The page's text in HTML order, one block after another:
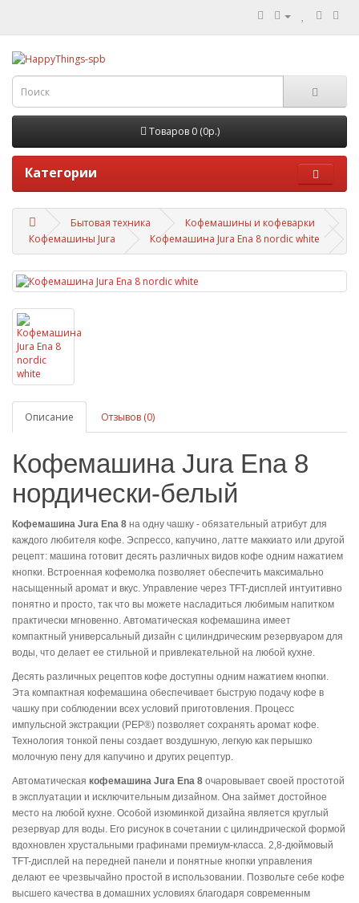
Товаров 0 (0р.)
Категории
Бытовая техника
Кофемашины и кофеварки
Кофемашины Jura
Кофемашина Jura Ena 8 nordic white
Описание Отзывов (0)
Кофемашина Jura Ena 8
нордически-белый
Кофемашина Jura Ena 8 на одну чашку - обязательный атрибут для
каждого любителя кофе. Эспрессо, капучино, латте маккиато или другой
рецепт: машина готовит десять различных видов кофе одним нажатием
кнопки. Встроенная кофемолка позволяет обеспечить максимально
насыщенный аромат и вкус. Управление через TFT-дисплей интуитивно
понятно и просто, так что вы можете насладиться любимым напитком
практически мгновенно. Автоматическая кофемашина имеет
компактный универсальный дизайн с цилиндрическим резервуаром для
воды, что делает ее стильной и привлекательной на любой кухне.
Десять различных рецептов кофе доступны одним нажатием кнопки.
Эта компактная кофемашина обеспечивает быструю подачу кофе в
чашку при соблюдении всех условий приготовления. Процесс
импульсной экстракции (PEP®) позволяет сохранять аромат кофе.
Технология тонкой пены создает воздушную, легкую как перышко
молочную пену для капучино и других рецептур.
Автоматическая кофемашина Jura Ena 8 очаровывает своей простотой
в эксплуатации и исключительным дизайном. Она займет достойное
место на любой кухне. Особой изюминкой дизайна является круглый
резервуар для воды. Его рисунок в сочетании с цилиндрической формой
вдохновлен хрустальными графинами премиум-класса. 2,8-дюймовый
TFT-дисплей на передней панели и понятные кнопки управления
делают ее чрезвычайно простой в использовании. Позвольте себе кофе
высшего качества в домашних условиях благодаря современным